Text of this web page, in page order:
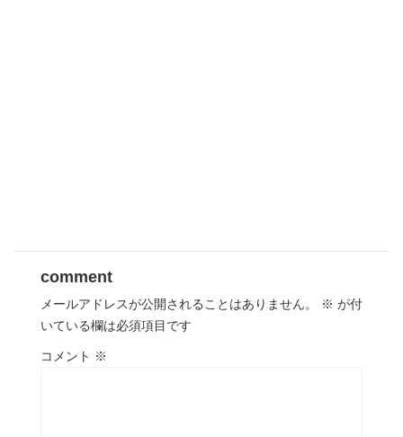
comment
メールアドレスが公開されることはありません。 ※ が付
いている欄は必須項目です
コメント ※